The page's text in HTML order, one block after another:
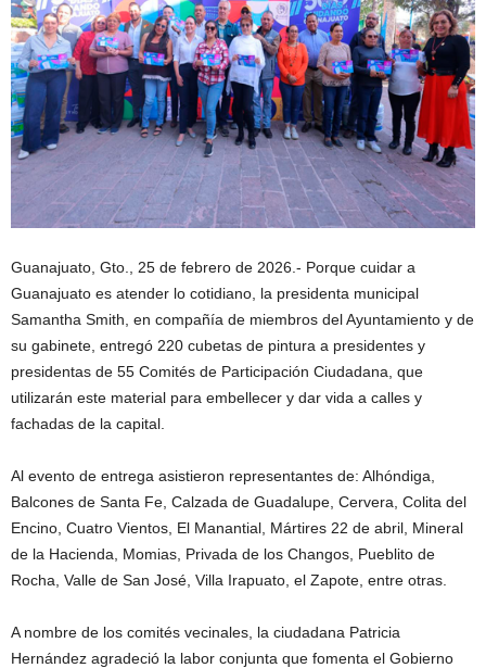
Guanajuato, Gto., 25 de febrero de 2026.- Porque cuidar a
Guanajuato es atender lo cotidiano, la presidenta municipal
Samantha Smith, en compañía de miembros del Ayuntamiento y de
su gabinete, entregó 220 cubetas de pintura a presidentes y
presidentas de 55 Comités de Participación Ciudadana, que
utilizarán este material para embellecer y dar vida a calles y
fachadas de la capital.
Al evento de entrega asistieron representantes de: Alhóndiga,
Balcones de Santa Fe, Calzada de Guadalupe, Cervera, Colita del
Encino, Cuatro Vientos, El Manantial, Mártires 22 de abril, Mineral
de la Hacienda, Momias, Privada de los Changos, Pueblito de
Rocha, Valle de San José, Villa Irapuato, el Zapote, entre otras.
A nombre de los comités vecinales, la ciudadana Patricia
Hernández agradeció la labor conjunta que fomenta el Gobierno